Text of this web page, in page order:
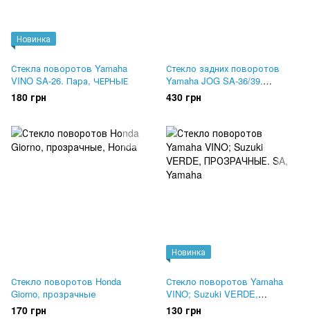
Новинка
Стекла поворотов Yamaha
VINO SA-26. Пара, ЧЕРНЫЕ
180 грн
Стекло задних поворотов
Yamaha JOG SA-36/39.
Оранжевые
430 грн
Стекло поворотов Honda
Giorno, прозрачные
170 грн
Новинка
Стекло поворотов Yamaha
VINO; Suzuki VERDE,
ПРОЗРАЧНЫЕ. SA
130 грн